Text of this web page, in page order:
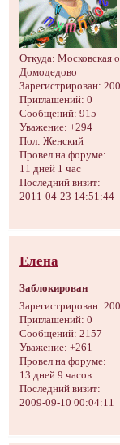
Откуда: Московская
Домодедово
Зарегистрирован:
Приглашений: 0
Сообщений: 915
Уважение: +294
Пол: Женский
Провел на форуме:
11 дней 1 час
Последний визит:
2011-04-23 14:51:44
Елена
Заблокирован
Зарегистрирован:
Приглашений: 0
Сообщений: 2157
Уважение: +261
Провел на форуме:
13 дней 9 часов
Последний визит:
2009-09-10 00:04:11